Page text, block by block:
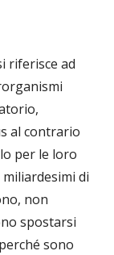
riferisce ad
al contrario
per le loro
di
non
spostarsi
sono